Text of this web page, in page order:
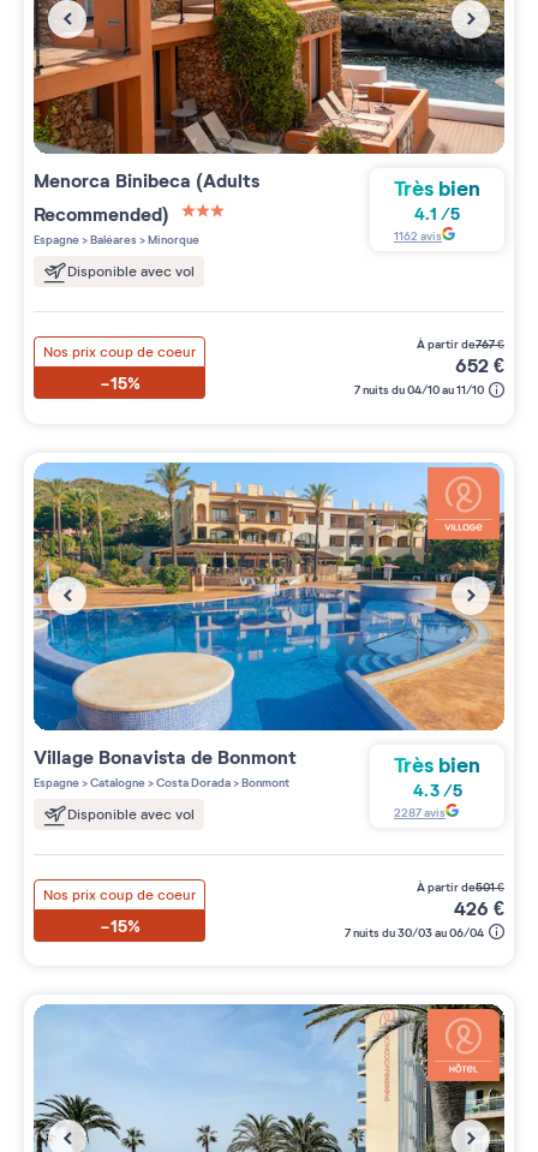
Menorca Binibeca (Adults
Recommended)
3 étoiles sur 5
Espagne>Baléares>Minorque
Disponible avec vol
Très bien
4.1 /5
1162 avis
Nos prix coup de coeur
-15%
à partir de767€
652€
7 nuits du 04/10 au 11/10
Village Bonavista de Bonmont
Espagne>Catalogne>Costa Dorada>Bonmont
Disponible avec vol
Très bien
4.3 /5
2287avis
Nos prix coup de coeur
-15%
à partir de501€
426 €
7 nuits du 30/03 au 06/04